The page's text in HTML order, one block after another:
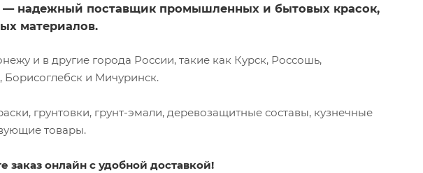
— надежный поставщик промышленных и бытовых красок,
материалов.
и в другие города России, такие как Курск, Россошь,
и Мичуринск.
грунтовки, грунт-эмали, деревозащитные составы, кузнечные
товары.
онлайн с удобной доставкой!